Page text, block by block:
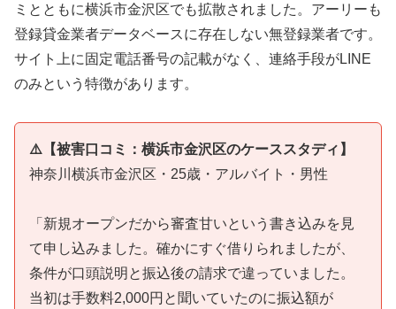
ミとともに横浜市金沢区でも拡散されました。アーリーも
登録貸金業者データベースに存在しない無登録業者です。
サイト上に固定電話番号の記載がなく、連絡手段がLINE
のみという特徴があります。
⚠️【被害口コミ：横浜市金沢区のケーススタディ】
神奈川横浜市金沢区・25歳・アルバイト・男性
「新規オープンだから審査甘いという書き込みを見
て申し込みました。確かにすぐ借りられましたが、
条件が口頭説明と振込後の請求で違っていました。
当初は手数料2,000円と聞いていたのに振込額が